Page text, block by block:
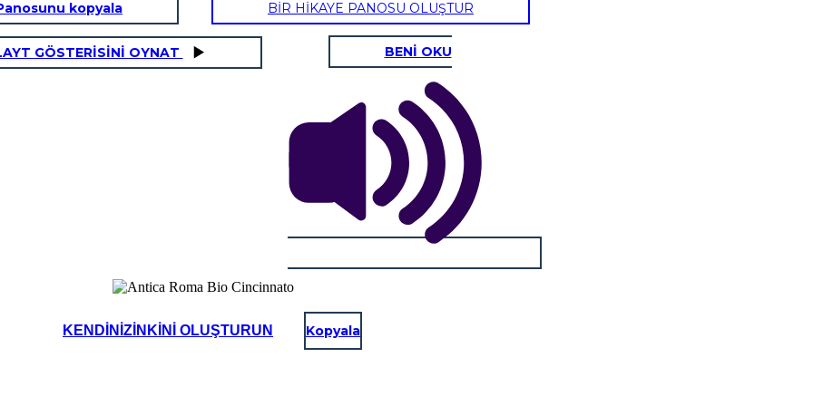
kopyala BİR HİKAYE PANOSU OLUŞTUR
GÖSTERİSİNİ OYNAT BENİ OKU
KENDINIZINKINI OLUŞTURUN Kopyala